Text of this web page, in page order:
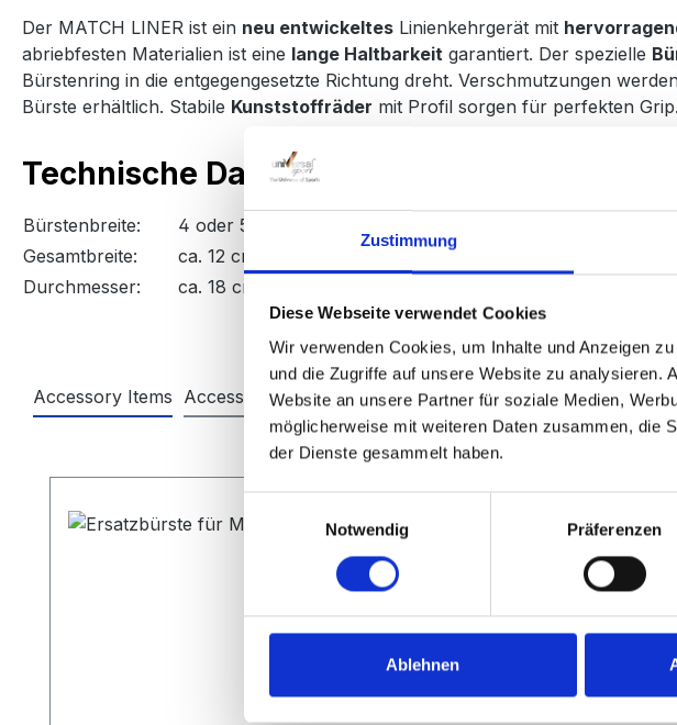
Zustimmung
Diese Webseite verwendet Cookies
Wir verwenden Cookies, um Inhalte und Anzeigen
und die Zugriffe auf unsere Website zu analysieren.
Website an unsere Partner für soziale Medien,
möglicherweise mit weiteren Daten zusammen, die
der Dienste gesammelt haben.
Notwendig
Präferenzen
Ablehnen
Der MATCH LINER ist ein neu entwickeltes Linienkehrgerät mit
abriebfesten Materialien ist eine lange Haltbarkeit garantiert. Der spezielle
Bürstenring in die entgegengesetzte Richtung dreht. Verschmutzungen
Bürste erhältlich. Stabile Kunststoffräder mit Profil sorgen für perfekten
Technische Daten:
Bürstenbreite:
4 oder 5 cm
Gesamtbreite:
ca. 12 cm
Durchmesser:
ca. 18 cm
Accessory Items Accessory Items
Produktgalerie überspringen